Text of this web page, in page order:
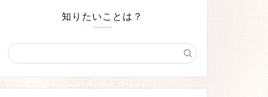
知りたいことは？